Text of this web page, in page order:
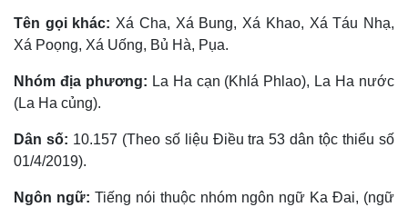
Tên gọi khác: Xá Cha, Xá Bung, Xá Khao, Xá Táu Nhạ,
Xá Poọng, Xá Uống, Bủ Hà, Pụa.
Nhóm địa phương: La Ha cạn (Khlá Phlao), La Ha nước
(La Ha củng).
Dân số: 10.157 (Theo số liệu Điều tra 53 dân tộc thiểu số
01/4/2019).
Ngôn ngữ: Tiếng nói thuộc nhóm ngôn ngữ Ka Ðai, (ngữ